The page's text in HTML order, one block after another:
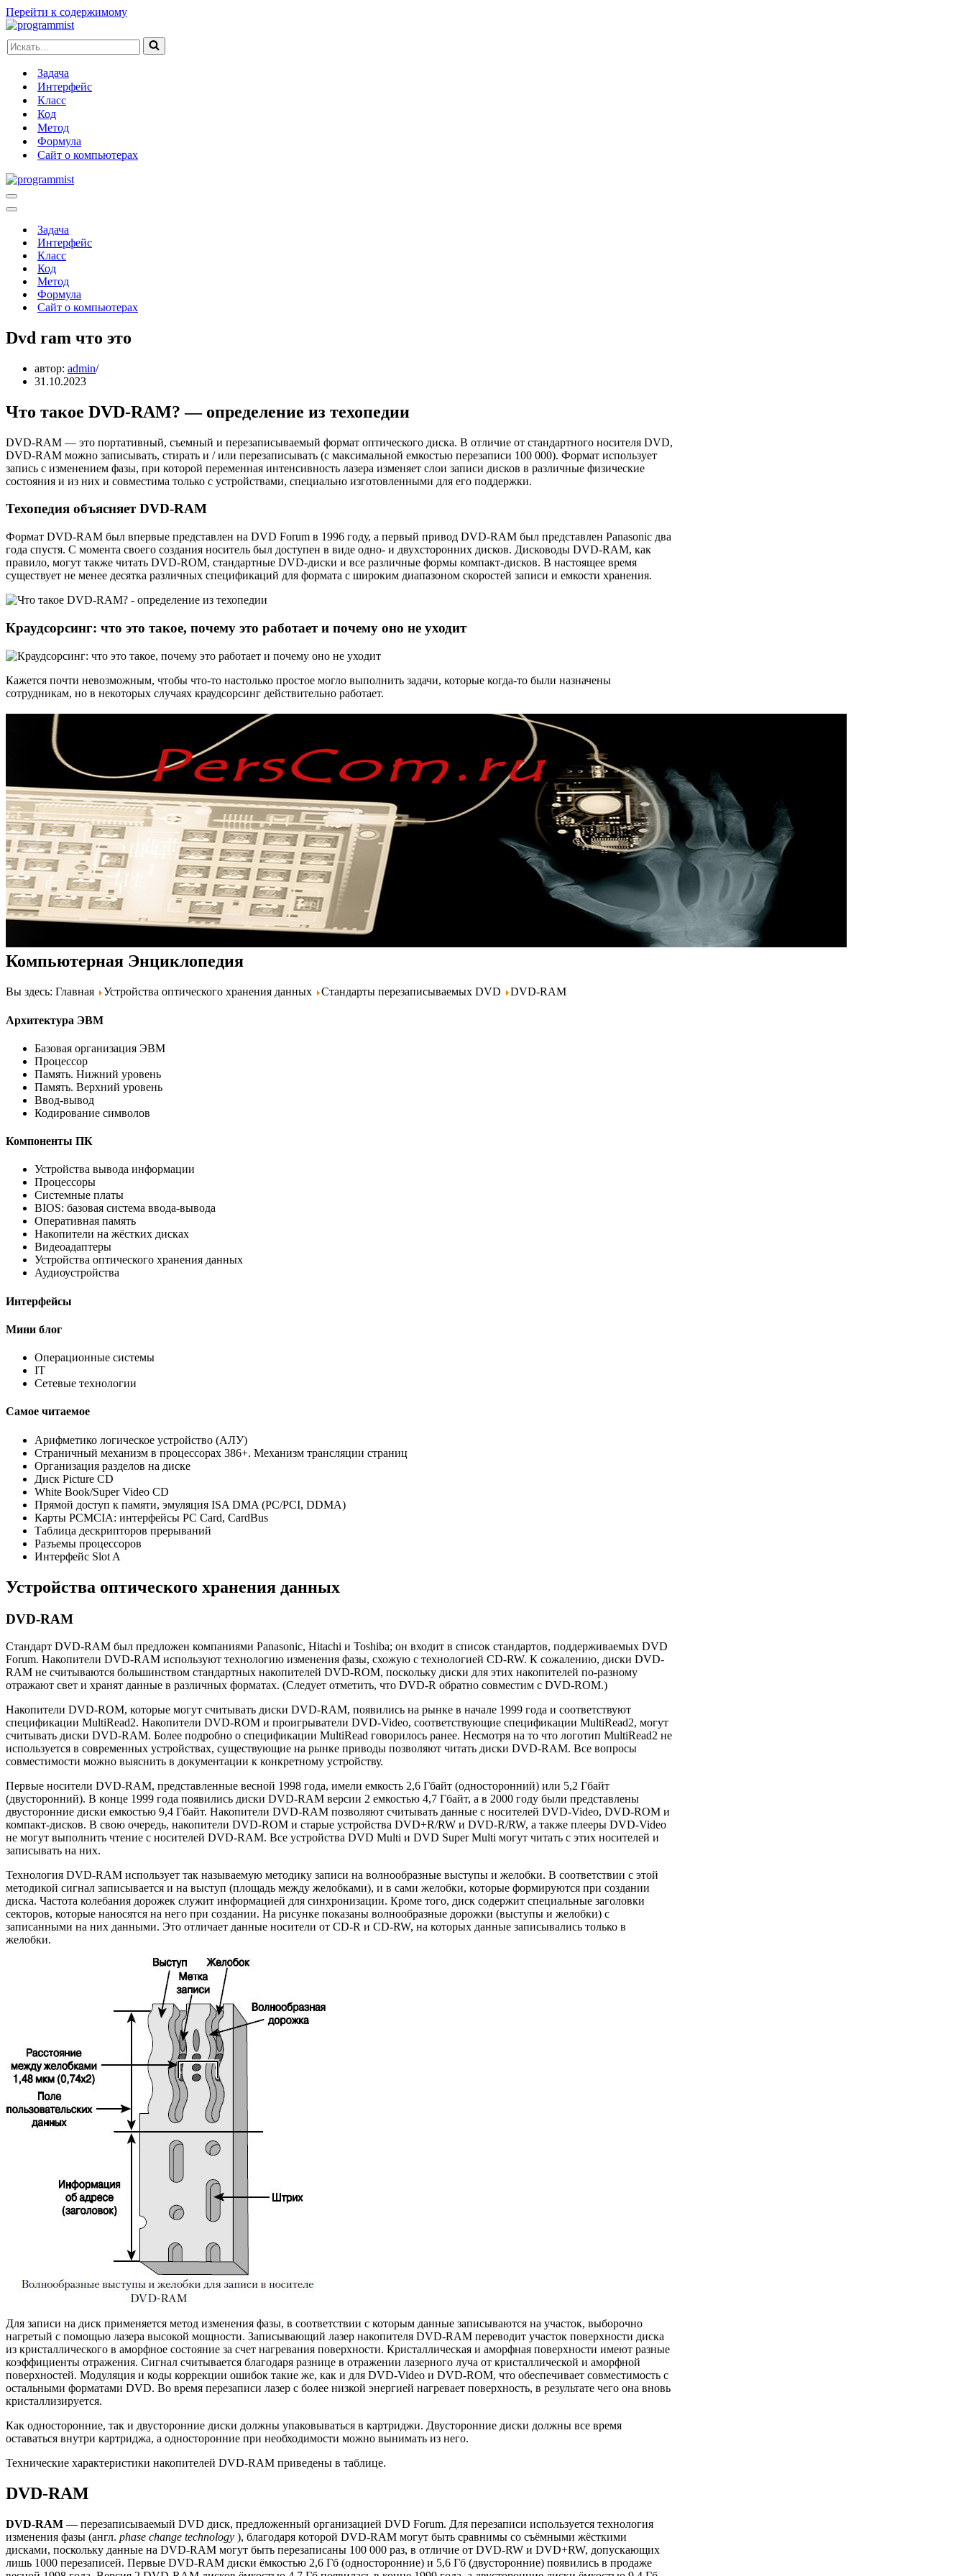
Перейти к содержимому
Искать...
Задача
Интерфейс
Класс
Код
Метод
Формула
Сайт о компьютерах
Меню
навигации
Меню
навигацииЗадача
Интерфейс
Класс
Код
Метод
Формула
Сайт о компьютерах
Dvd ram что это
автор: admin
31.10.2023
Что такое DVD-RAM? — определение из техопедии
DVD-RAM — это портативный, съемный и перезаписываемый формат оптического диска. В отличие от стандартного носителя DVD,
DVD-RAM можно записывать, стирать и / или перезаписывать (с максимальной емкостью перезаписи 100 000). Формат использует
запись с изменением фазы, при которой переменная интенсивность лазера изменяет слои записи дисков в различные физические
состояния и из них и совместима только с устройствами, специально изготовленными для его поддержки.
Техопедия объясняет DVD-RAM
Формат DVD-RAM был впервые представлен на DVD Forum в 1996 году, а первый привод DVD-RAM был представлен Panasonic два
года спустя. С момента своего создания носитель был доступен в виде одно- и двухсторонних дисков. Дисководы DVD-RAM, как
правило, могут также читать DVD-ROM, стандартные DVD-диски и все различные формы компакт-дисков. В настоящее время
существует не менее десятка различных спецификаций для формата с широким диапазоном скоростей записи и емкости хранения.
Краудсорсинг: что это такое, почему это работает и почему оно не уходит
Кажется почти невозможным, чтобы что-то настолько простое могло выполнить задачи, которые когда-то были назначены
сотрудникам, но в некоторых случаях краудсорсинг действительно работает.
Компьютерная Энциклопедия
Вы здесь: Главная Устройства оптического хранения данных Стандарты перезаписываемых DVD DVD-RAM
Архитектура ЭВМ
Базовая организация ЭВМ
Процессор
Память. Нижний уровень
Память. Верхний уровень
Ввод-вывод
Кодирование символов
Компоненты ПК
Устройства вывода информации
Процессоры
Системные платы
BIOS: базовая система ввода-вывода
Оперативная память
Накопители на жёстких дисках
Видеоадаптеры
Устройства оптического хранения данных
Аудиоустройства
Интерфейсы
Мини блог
Операционные системы
IT
Сетевые технологии
Самое читаемое
Арифметико логическое устройство (АЛУ)
Страничный механизм в процессорах 386+. Механизм трансляции страниц
Организация разделов на диске
Диск Picture CD
White Book/Super Video CD
Прямой доступ к памяти, эмуляция ISA DMA (PC/PCI, DDMA)
Карты PCMCIA: интерфейсы PC Card, CardBus
Таблица дескрипторов прерываний
Разъемы процессоров
Интерфейс Slot A
Устройства оптического хранения данных
DVD-RAM
Стандарт DVD-RAM был предложен компаниями Panasonic, Hitachi и Toshiba; он входит в список стандартов, поддерживаемых DVD
Forum. Накопители DVD-RAM используют технологию изменения фазы, схожую с технологией CD-RW. К сожалению, диски DVD-
RAM не считываются большинством стандартных накопителей DVD-ROM, поскольку диски для этих накопителей по-разному
отражают свет и хранят данные в различных форматах. (Следует отметить, что DVD-R обратно совместим с DVD-ROM.)
Накопители DVD-ROM, которые могут считывать диски DVD-RAM, появились на рынке в начале 1999 года и соответствуют
спецификации MultiRead2. Накопители DVD-ROM и проигрыватели DVD-Video, соответствующие спецификации MultiRead2, могут
считывать диски DVD-RAM. Более подробно о спецификации MultiRead говорилось ранее. Несмотря на то что логотип MultiRead2 не
используется в современных устройствах, существующие на рынке приводы позволяют читать диски DVD-RAM. Все вопросы
совместимости можно выяснить в документации к конкретному устройству.
Первые носители DVD-RAM, представленные весной 1998 года, имели емкость 2,6 Гбайт (односторонний) или 5,2 Гбайт
(двусторонний). В конце 1999 года появились диски DVD-RAM версии 2 емкостью 4,7 Гбайт, а в 2000 году были представлены
двусторонние диски емкостью 9,4 Гбайт. Накопители DVD-RAM позволяют считывать данные с носителей DVD-Video, DVD-ROM и
компакт-дисков. В свою очередь, накопители DVD-ROM и старые устройства DVD+R/RW и DVD-R/RW, а также плееры DVD-Video
не могут выполнить чтение с носителей DVD-RAM. Все устройства DVD Multi и DVD Super Multi могут читать с этих носителей и
записывать на них.
Технология DVD-RAM использует так называемую методику записи на волнообразные выступы и желобки. В соответствии с этой
методикой сигнал записывается и на выступ (площадь между желобками), и в сами желобки, которые формируются при создании
диска. Частота колебания дорожек служит информацией для синхронизации. Кроме того, диск содержит специальные заголовки
секторов, которые наносятся на него при создании. На рисунке показаны волнообразные дорожки (выступы и желобки) с
записанными на них данными. Это отличает данные носители от CD-R и CD-RW, на которых данные записывались только в
желобки.
Для записи на диск применяется метод изменения фазы, в соответствии с которым данные записываются на участок, выборочно
нагретый с помощью лазера высокой мощности. Записывающий лазер накопителя DVD-RAM переводит участок поверхности диска
из кристаллического в аморфное состояние за счет нагревания поверхности. Кристаллическая и аморфная поверхности имеют разные
коэффициенты отражения. Сигнал считывается благодаря разнице в отражении лазерного луча от кристаллической и аморфной
поверхностей. Модуляция и коды коррекции ошибок такие же, как и для DVD-Video и DVD-ROM, что обеспечивает совместимость с
остальными форматами DVD. Во время перезаписи лазер с более низкой энергией нагревает поверхность, в результате чего она вновь
кристаллизируется.
Как односторонние, так и двусторонние диски должны упаковываться в картриджи. Двусторонние диски должны все время
оставаться внутри картриджа, а односторонние при необходимости можно вынимать из него.
Технические характеристики накопителей DVD-RAM приведены в таблице.
DVD-RAM
DVD-RAM — перезаписываемый DVD диск, предложенный организацией DVD Forum. Для перезаписи используется технология
изменения фазы (англ. phase change technology ), благодаря которой DVD-RAM могут быть сравнимы со съёмными жёсткими
дисками, поскольку данные на DVD-RAM могут быть перезаписаны 100 000 раз, в отличие от DVD-RW и DVD+RW, допускающих
лишь 1000 перезаписей. Первые DVD-RAM диски ёмкостью 2,6 Гб (односторонние) и 5,6 Гб (двусторонние) появились в продаже